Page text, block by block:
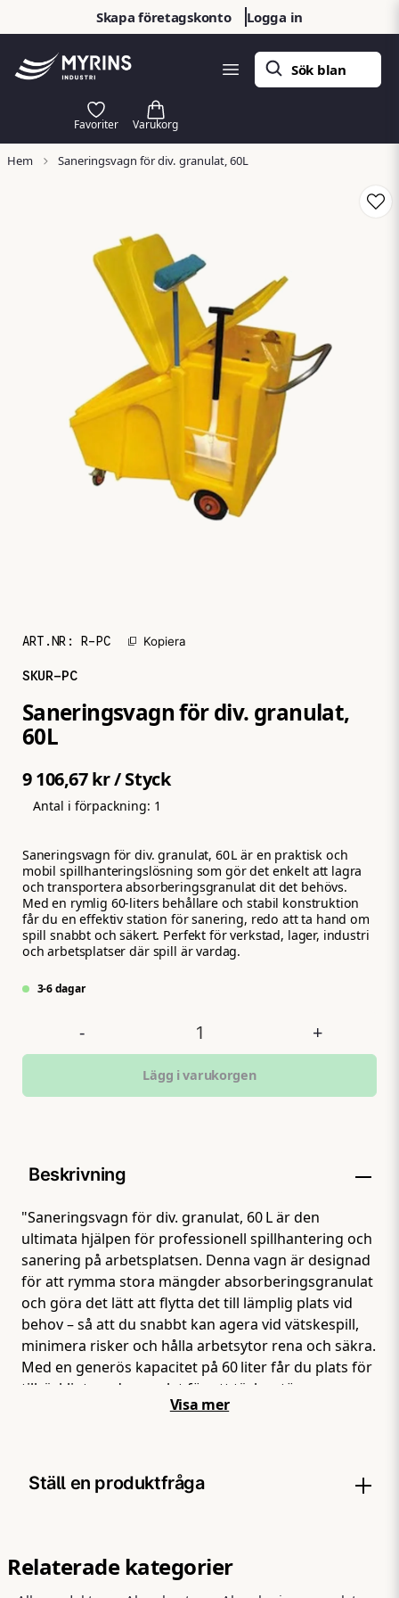
Skapa företagskonto Logga in
Hem Saneringsvagn för div. granulat, 60L
ART.NR:R-PC Kopiera
SKUR-PC
Saneringsvagn för div. granulat,
60L
9 106,67 kr/ Styck
Antal i förpackning: 1
Saneringsvagn för div. granulat, 60 L är en praktisk och
mobil spillhanteringslösning som gör det enkelt att lagra
och transportera absorberingsgranulat dit det behövs.
Med en rymlig 60‑liters behållare och stabil konstruktion
får du en effektiv station för sanering, redo att ta hand om
spill snabbt och säkert. Perfekt för verkstad, lager, industri
och arbetsplatser där spill är vardag.
3-6 dagar
- +
Lägg i varukorgen
Beskrivning
"Saneringsvagn för div. granulat, 60 L är den
ultimata hjälpen för professionell spillhantering och
sanering på arbetsplatsen. Denna vagn är designad
för att rymma stora mängder absorberingsgranulat
och göra det lätt att flytta det till lämplig plats vid
behov – så att du snabbt kan agera vid vätskespill,
minimera risker och hålla arbetsytor rena och säkra.
Med en generös kapacitet på 60 liter får du plats för
tillräckligt med granulat för att täcka större
spillområden, samtidigt som den robusta
påfyllning och användning i alla typer av miljöer –
från verkstadsgolvet till industriområden och
absorberingsgranulatsortiment och gör
saneringsarbete både mer organiserat och effektivt.
Visa mer
Ställ en produktfråga
Relaterade kategorier